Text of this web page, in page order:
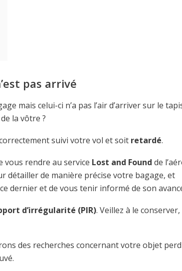
pas arrivé
mais celui-ci n’a pas l’air d’arriver sur le
la vôtre ?
suivi votre vol et soit retardé.
vous rendre au service Lost and Found de
détailler de manière précise votre bagage, et
dernier et de vous tenir informé de son
d’irrégularité (PIR). Veillez à le conserver,
des recherches concernant votre objet